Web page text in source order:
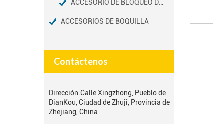
ACCESORIOS DE BOQUILLA
Contáctenos
Dirección:Calle Xingzhong, Pueblo de
DianKou, Ciudad de Zhuji, Provincia de
Zhejiang, China